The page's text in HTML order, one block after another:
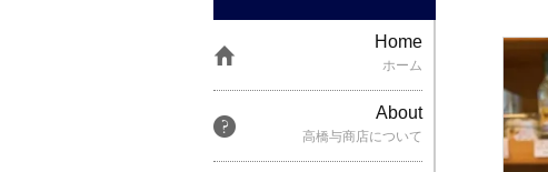
Home
ホーム
About
高橋与商店について